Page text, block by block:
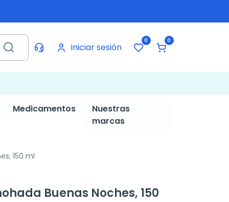
Iniciar sesión
0 0
Medicamentos
Nuestras
marcas
150 ml
Buenas Noches, 150